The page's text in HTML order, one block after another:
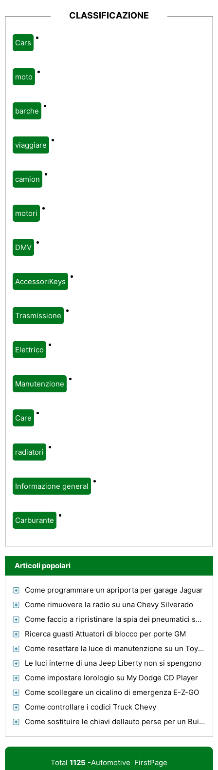
CLASSIFICAZIONE
Cars
moto
barche
viaggiare
camion
motori
DMV
AccessoriKeys
Trasmissione
Elettrico
Manutenzione
Care
radiatori
Informazione general
Carburante
Articoli popolari
Come programmare un apriporta per garage Jaguar
Come rimuovere la radio su una Chevy Silverado
Come faccio a ripristinare la spia dei pneumatici su un Toyota Sienna 2002 CE?
Ricerca guasti Attuatori di blocco per porte GM
Come resettare la luce di manutenzione su un Toyota Tacoma 2006
Le luci interne di una Jeep Liberty non si spengono
Come impostare lorologio su My Dodge CD Player
Come scollegare un cicalino di emergenza E-Z-GO
Come controllare i codici Truck Chevy
Come sostituire le chiavi dellauto perse per un Buick Rendezvous
Total 1125 -Automotive FirstPage